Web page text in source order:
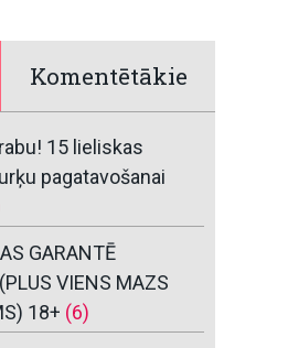
Komentētākie
15 lieliskas
pagatavošanai
GARANTĒ
VIENS MAZS
18+ (6)